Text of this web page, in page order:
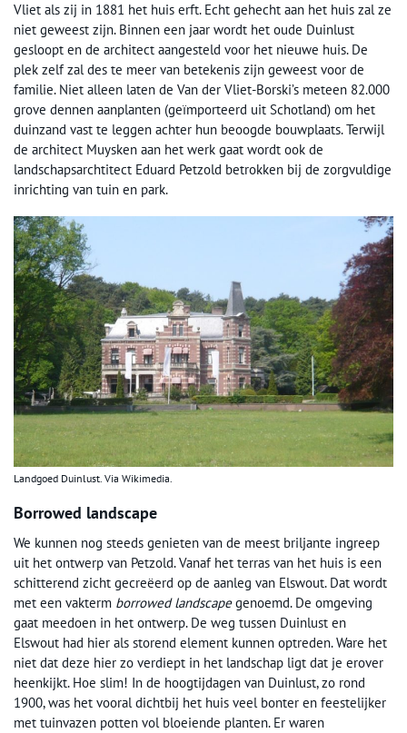
Vliet als zij in 1881 het huis erft. Echt gehecht aan het huis zal ze
niet geweest zijn. Binnen een jaar wordt het oude Duinlust
gesloopt en de architect aangesteld voor het nieuwe huis. De
plek zelf zal des te meer van betekenis zijn geweest voor de
familie. Niet alleen laten de Van der Vliet-Borski’s meteen 82.000
grove dennen aanplanten (geïmporteerd uit Schotland) om het
duinzand vast te leggen achter hun beoogde bouwplaats. Terwijl
de architect Muysken aan het werk gaat wordt ook de
landschapsarchtitect Eduard Petzold betrokken bij de zorgvuldige
inrichting van tuin en park.
Landgoed Duinlust. Via Wikimedia.
Borrowed landscape
We kunnen nog steeds genieten van de meest briljante ingreep
uit het ontwerp van Petzold. Vanaf het terras van het huis is een
schitterend zicht gecreëerd op de aanleg van Elswout. Dat wordt
met een vakterm borrowed landscapegenoemd. De omgeving
gaat meedoen in het ontwerp. De weg tussen Duinlust en
Elswout had hier als storend element kunnen optreden. Ware het
niet dat deze hier zo verdiept in het landschap ligt dat je erover
heenkijkt. Hoe slim! In de hoogtijdagen van Duinlust, zo rond
1900, was het vooral dichtbij het huis veel bonter en feestelijker
met tuinvazen potten vol bloeiende planten. Er waren